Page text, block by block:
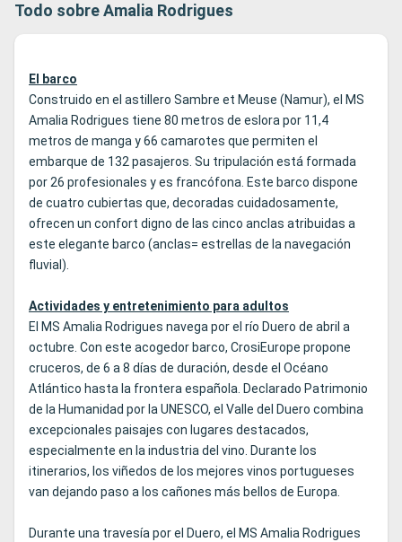
Todo sobre Amalia Rodrigues
El barco
Construido en el astillero Sambre et Meuse (Namur), el MS
Amalia Rodrigues tiene 80 metros de eslora por 11,4
metros de manga y 66 camarotes que permiten el
embarque de 132 pasajeros. Su tripulación está formada
por 26 profesionales y es francófona. Este barco dispone
de cuatro cubiertas que, decoradas cuidadosamente,
ofrecen un confort digno de las cinco anclas atribuidas a
este elegante barco (anclas= estrellas de la navegación
fluvial).
Actividades y entretenimiento para adultos
El MS Amalia Rodrigues navega por el río Duero de abril a
octubre. Con este acogedor barco, CrosiEurope propone
cruceros, de 6 a 8 días de duración, desde el Océano
Atlántico hasta la frontera española. Declarado Patrimonio
de la Humanidad por la UNESCO, el Valle del Duero combina
excepcionales paisajes con lugares destacados,
especialmente en la industria del vino. Durante los
itinerarios, los viñedos de los mejores vinos portugueses
van dejando paso a los cañones más bellos de Europa.
Durante una travesía por el Duero, el MS Amalia Rodrigues